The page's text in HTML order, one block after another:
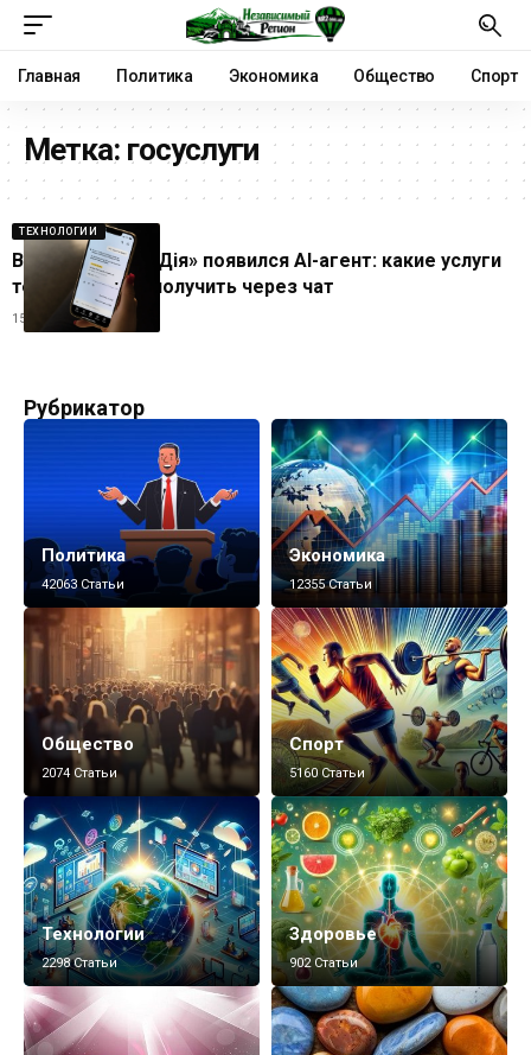
Главная Политика Экономика Общество Спорт
Метка: госуслуги
ТЕХНОЛОГИИ
В приложении «Дія» появился AI-агент: какие услуги
теперь можно получить через чат
15.05.2026
Рубрикатор
Политика
42063 Статьи
Экономика
12355 Статьи
Общество
2074 Статьи
Спорт
5160 Статьи
Технологии
2298 Статьи
Здоровье
902 Статьи